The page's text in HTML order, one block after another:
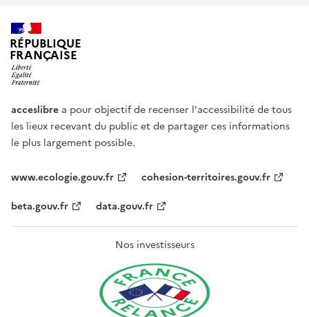
RÉPUBLIQUE
FRANÇAISE
acceslibre a pour objectif de recenser l'accessibilité de tous
les lieux recevant du public et de partager ces informations
le plus largement possible.
www.ecologie.gouv.fr
cohesion-territoires.gouv.fr
beta.gouv.fr
data.gouv.fr
Nos investisseurs